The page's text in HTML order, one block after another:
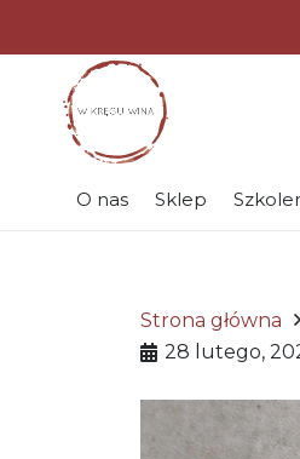
O nas Sklep
Strona główna
28 lutego,